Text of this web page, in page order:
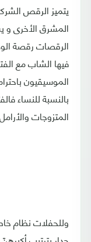
يتميز الرقص
المشرق الأخرى و
الرقصات رقصة
فيها الشاب مع
الموسيقيون
بالنسبة للنساء
المتزوجات
وللحفلات نظام